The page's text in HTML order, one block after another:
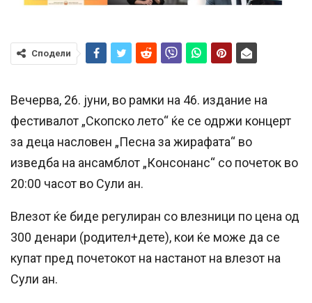
Сподели
Вечерва, 26. јуни, во рамки на 46. издание на
фестивалот „Скопско лето“ ќе се одржи концерт
за деца насловен „Песна за жирафата“ во
изведба на ансамблот „Консонанс“ со почеток во
20:00 часот во Сули ан.
Влезот ќе биде регулиран со влезници по цена од
300 денари (родител+дете), кои ќе може да се
купат пред почетокот на настанот на влезот на
Сули ан.